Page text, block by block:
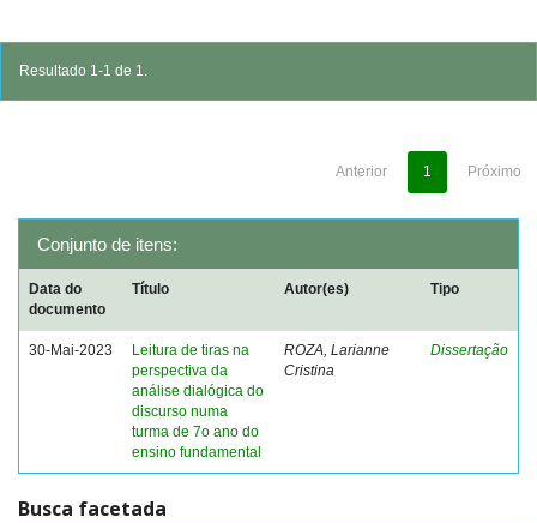
Resultado 1-1 de 1.
Anterior 1 Próximo
Conjunto de itens:
Data do
documento
Título Autor(es) Tipo
30-Mai-2023
Leitura de tiras na
perspectiva da
análise dialógica do
discurso numa
turma de 7o ano do
ensino fundamental
ROZA, Larianne
Cristina
Dissertação
Busca facetada